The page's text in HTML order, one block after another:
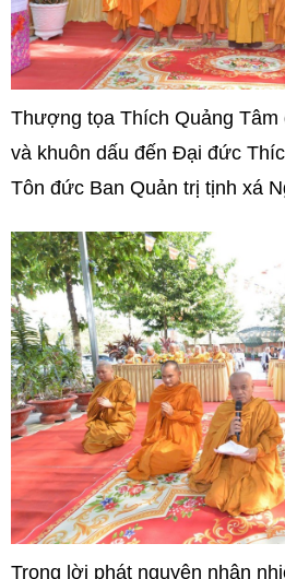
Thượng tọa Thích Quảng Tâm
và khuôn dấu đến Đại đức
Tôn đức Ban Quản trị tịnh xá
Trong lời phát nguyện nhận